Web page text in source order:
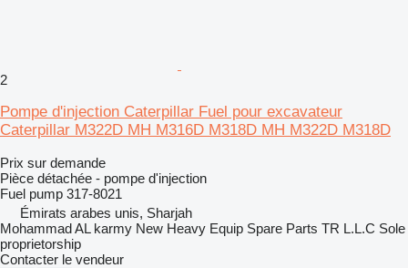
2
Pompe d'injection Caterpillar Fuel pour excavateur
Caterpillar M322D MH M316D M318D MH M322D M318D
Prix sur demande
Pièce détachée - pompe d'injection
Fuel pump 317-8021
Émirats arabes unis, Sharjah
Mohammad AL karmy New Heavy Equip Spare Parts TR L.L.C Sole
proprietorship
Contacter le vendeur